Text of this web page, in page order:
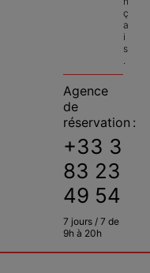
ç
a
i
s
.
Agence
de
réservation :
+33 3
83 23
49 54
7 jours / 7 de
9h à 20h